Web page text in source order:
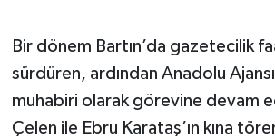
Bir dönem Bartın’da gazetecilik
sürdüren, ardından Anadolu
muhabiri olarak görevine devam
Çelen ile Ebru Karataş’ın kına